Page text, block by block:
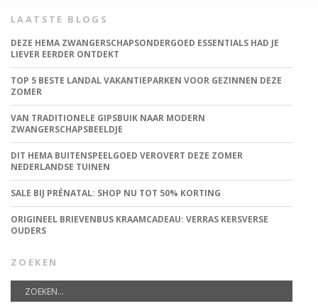
LAATSTE BLOGS
DEZE HEMA ZWANGERSCHAPSONDERGOED ESSENTIALS HAD JE
LIEVER EERDER ONTDEKT
TOP 5 BESTE LANDAL VAKANTIEPARKEN VOOR GEZINNEN DEZE
ZOMER
VAN TRADITIONELE GIPSBUIK NAAR MODERN
ZWANGERSCHAPSBEELDJE
DIT HEMA BUITENSPEELGOED VEROVERT DEZE ZOMER
NEDERLANDSE TUINEN
SALE BIJ PRÉNATAL: SHOP NU TOT 50% KORTING
ORIGINEEL BRIEVENBUS KRAAMCADEAU: VERRAS KERSVERSE
OUDERS
ZOEKEN